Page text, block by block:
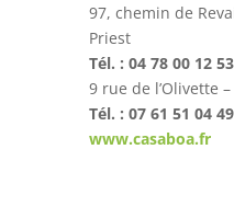
97, chemin de
Priest
Tél. : 04 78 00 12 53
9 rue de l’Olivette
Tél. : 07 61 51 04 49
www.casaboa.fr